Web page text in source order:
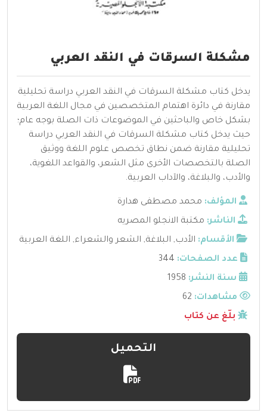
مشكلة السرقات في النقد العربي
يدخل كتاب مشكلة السرقات في النقد العربي دراسة تحليلية
مقارنة في دائرة اهتمام المتخصصين في مجال اللغة العربية
بشكل خاص والباحثين في الموضوعات ذات الصلة بوجه عام؛
حيث يدخل كتاب مشكلة السرقات في النقد العربي دراسة
تحليلية مقارنة ضمن نطاق تخصص علوم اللغة ووثيق
الصلة بالتخصصات الأخرى مثل الشعر، والقواعد اللغوية،
والأدب، والبلاغة، والآداب العربية.
المؤلف: محمد مصطفى هدارة
الناشر: مكتبة الانجلو المصريه
الأقسام: الأدب, البلاغة, الشعر والشعراء, اللغة العربية
عدد الصفحات: 344
سنة النشر: 1958
مشاهدات:
بلّغ عن كتاب
التحميل